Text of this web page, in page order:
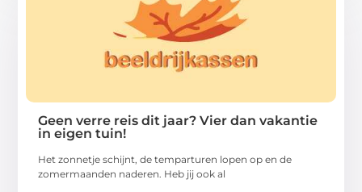
Geen verre reis dit jaar? Vier dan vakantie
in eigen tuin!
Het zonnetje schijnt, de temparturen lopen op en de
zomermaanden naderen. Heb jij ook al